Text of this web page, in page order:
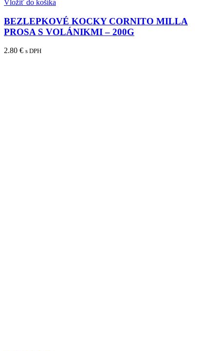
Vložiť do košíka
BEZLEPKOVÉ KOCKY CORNITO MILLA
PROSA S VOLÁNIKMI – 200G
2.80 € s DPH